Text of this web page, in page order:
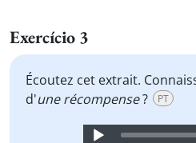
Exercício 3
Écoutez cet extrait.
d'une récompense? PT
Audio